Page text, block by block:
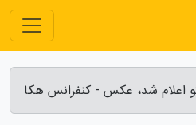
نو اعلام شد، عکس - کنفرانس هکا